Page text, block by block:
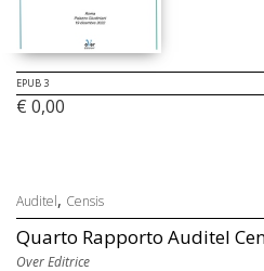
EPUB 3
€ 0,00
Auditel, Censis
Quarto Rapporto Auditel
Over Editrice